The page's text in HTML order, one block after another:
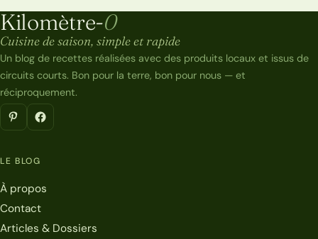
Kilomètre-0
Kilomètre-0
Cuisine de saison, simple et rapide
Un blog de recettes réalisées avec des produits locaux et issus de
circuits courts. Bon pour la terre, bon pour nous — et
réciproquement.
LE BLOG
À propos
Contact
Articles & Dossiers